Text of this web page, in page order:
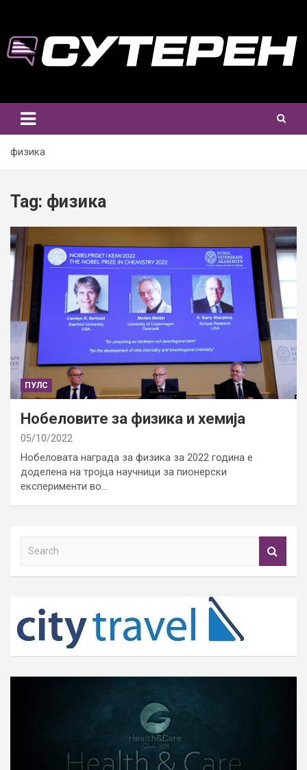
content
физика
Tag: физика
ПУЛС
Нобеловите за физика и хемија
05/10/2022
Нобеловата награда за физика за 2022 година е
доделена на тројца научници за пионерски
експерименти во…
h